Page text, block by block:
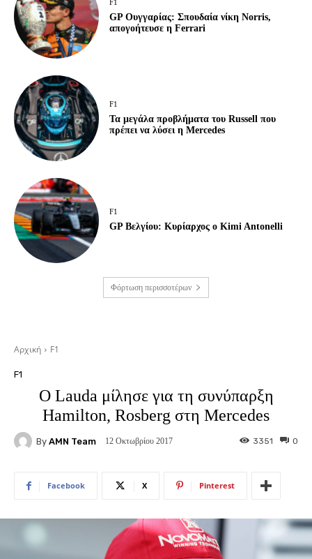
F1
GP Ουγγαρίας: Σπουδαία νίκη Norris,
απογοήτευσε η Ferrari
F1
Τα μεγάλα προβλήματα του Russell που
πρέπει να λύσει η Mercedes
F1
GP Βελγίου: Κυρίαρχος ο Kimi Antonelli
Φόρτωση περισσοτέρων